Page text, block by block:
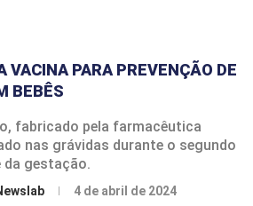
VACINA PARA PREVENÇÃO DE
BEBÊS
fabricado pela farmacêutica
nas grávidas durante o segundo
gestação.
4 de abril de 2024